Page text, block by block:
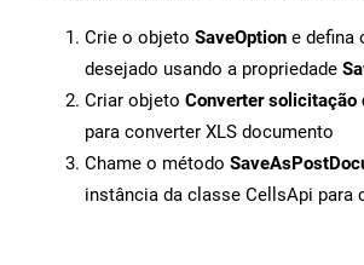
Crie o objeto SaveOption e defina
desejado usando a propriedade
Criar objeto Converter solicitação
para converter XLS documento
Chame o método
instância da classe CellsApi para